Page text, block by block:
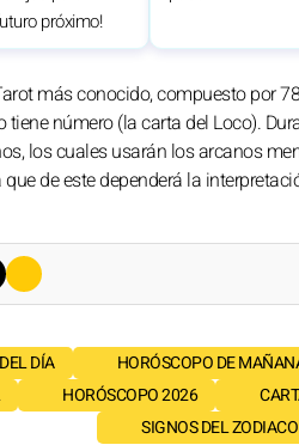
próximo!
más conocido, compuesto por
tiene número (la carta del Loco).
los cuales usarán los arcanos
de este dependerá la
DÍA HORÓSCOPO DE
HORÓSCOPO 2026
SIGNOS DEL ZODIACO